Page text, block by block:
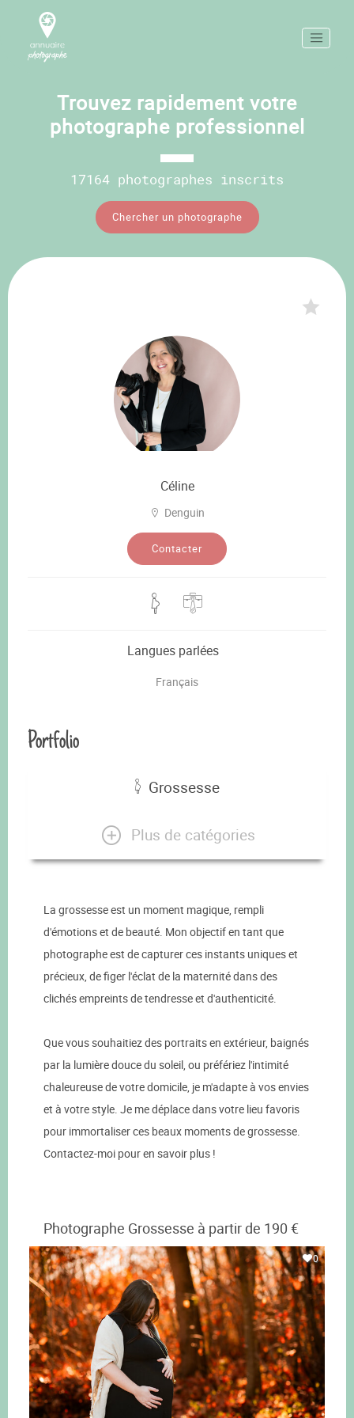
Trouvez rapidement votre
photographe professionnel
17164 photographes inscrits
Chercher un photographe
Céline
Denguin
Contacter
Langues parlées
Français
Portfolio
Grossesse
Plus de catégories
La grossesse est un moment magique, rempli
d'émotions et de beauté. Mon objectif en tant que
photographe est de capturer ces instants uniques et
précieux, de figer l'éclat de la maternité dans des
clichés empreints de tendresse et d'authenticité.
Que vous souhaitiez des portraits en extérieur, baignés
par la lumière douce du soleil, ou préfériez l'intimité
chaleureuse de votre domicile, je m'adapte à vos envies
et à votre style. Je me déplace dans votre lieu favoris
pour immortaliser ces beaux moments de grossesse.
Contactez-moi pour en savoir plus !
Photographe Grossesse à partir de 190 €
0